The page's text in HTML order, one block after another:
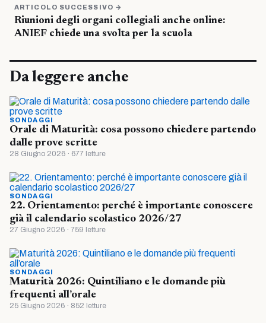
ARTICOLO SUCCESSIVO →
Riunioni degli organi collegiali anche online:
ANIEF chiede una svolta per la scuola
Da leggere anche
SONDAGGI
Orale di Maturità: cosa possono chiedere partendo
dalle prove scritte
28 Giugno 2026 · 677 letture
SONDAGGI
22. Orientamento: perché è importante conoscere
già il calendario scolastico 2026/27
27 Giugno 2026 · 759 letture
SONDAGGI
Maturità 2026: Quintiliano e le domande più
frequenti all’orale
25 Giugno 2026 · 852 letture